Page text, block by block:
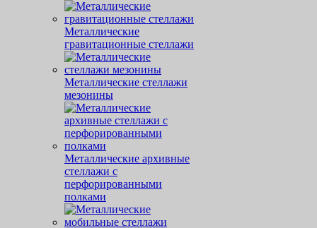
Металлические
гравитационные стеллажи
Металлические стеллажи
мезонины
Металлические архивные
стеллажи с
перфорированными
полками